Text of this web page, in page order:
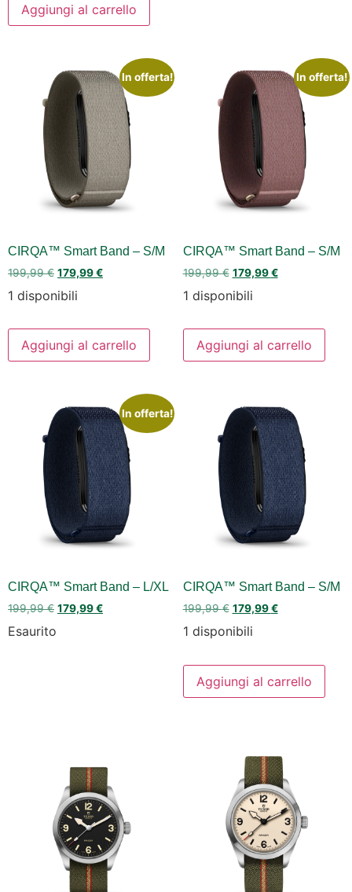
Aggiungi al carrello
In offerta!
CIRQA™ Smart Band – S/M
199,99€ 179,99€
1 disponibili
Aggiungi al carrello
In offerta!
CIRQA™ Smart Band – S/M
199,99€ 179,99€
1 disponibili
Aggiungi al carrello
In offerta!
CIRQA™ Smart Band – L/XL
199,99€ 179,99€
Esaurito
CIRQA™ Smart Band – S/M
199,99€ 179,99€
1 disponibili
Aggiungi al carrello